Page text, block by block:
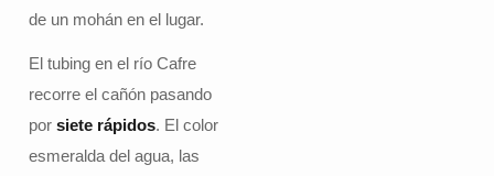
de un mohán en el lugar.
El tubing en el río Cafre
recorre el cañón pasando
por siete rápidos. El color
esmeralda del agua, las